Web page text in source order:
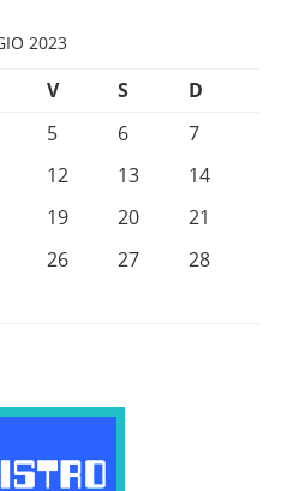
2023
V S
D
5 6
7
12 13
14
19 20
21
26 27
28